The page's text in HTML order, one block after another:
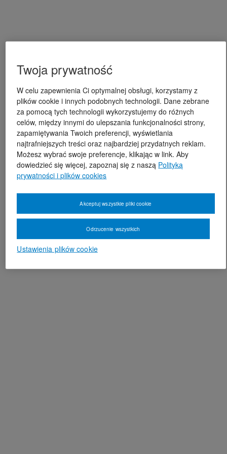
Twoja prywatność
W celu zapewnienia Ci optymalnej obsługi, korzystamy z
plików cookie i innych podobnych technologii. Dane zebrane
za pomocą tych technologii wykorzystujemy do różnych
celów, między innymi do ulepszania funkcjonalności strony,
zapamiętywania Twoich preferencji, wyświetlania
najtrafniejszych treści oraz najbardziej przydatnych reklam.
Możesz wybrać swoje preferencje, klikając w link. Aby
dowiedzieć się więcej, zapoznaj się z naszą Polityką
prywatności i plików cookies
Ustawienia plików cookie
Odrzucenie wszystkich
Akceptuj wszystkie pliki cookie